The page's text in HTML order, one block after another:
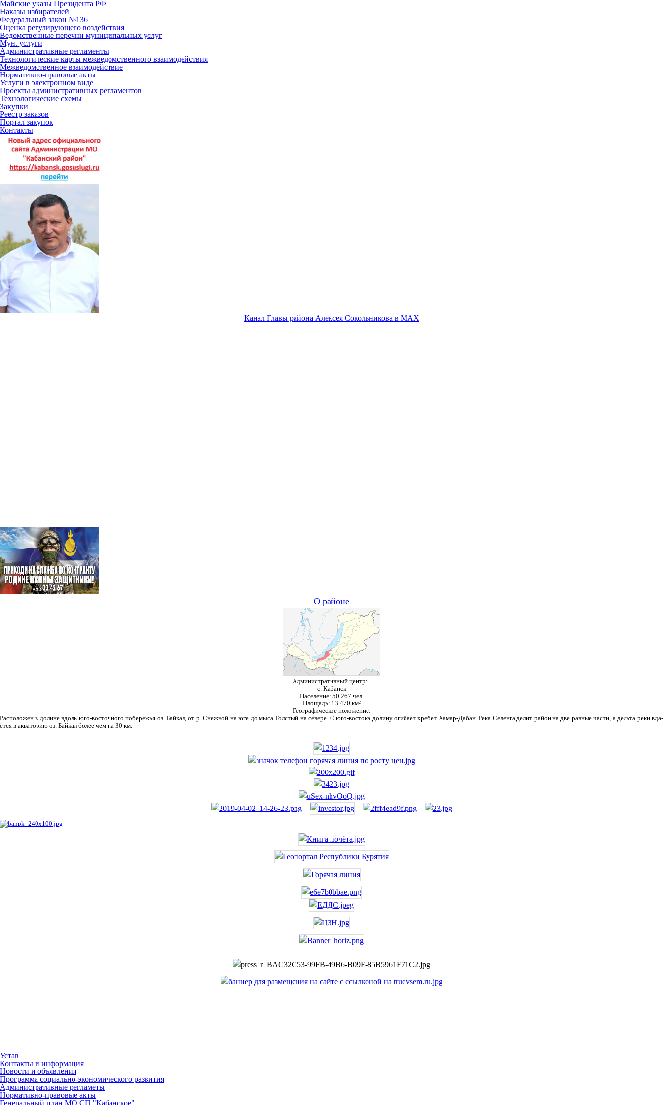
Майские указы Президента РФ
Наказы избирателей
Федеральный закон №136
Оценка регулирующего воздействия
Ведомственные перечни муниципальных услуг
Мун. услуги
Административные регламенты
Технологические карты межведомственного взаимодействия
Межведомственное взаимодействие
Нормативно-правовые акты
Услуги в электронном виде
Проекты административных регламентов
Технологические схемы
Закупки
Реестр заказов
Портал закупок
Контакты
Канал Главы района Алексея Сокольникова в MAX
О районе
Административный центр:
с. Кабанск
Население: 50 267 чел.
Площадь: 13 470 км²
Географическое положение:
Рас­положен в долине вдоль юго-восточного побережья оз. Байкал, от р. Снежной на юге до мыса Толстый на севере. С юго-востока долину огибает хребет Хамар-Дабан. Река Селенга делит район на две равные части, а дельта реки вда­
ётся в акваторию оз. Байкал более чем на 30 км.
Устав
Контакты и информация
Новости и объявления
Программа социально-экономического развития
Административные регламеты
Нормативно-правовые акты
Генеральный план МО СП "Кабанское"